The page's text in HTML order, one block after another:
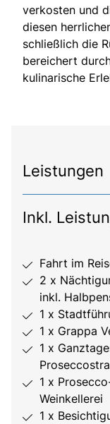
verkosten und
diesen
schließlich die
bereichert
kulinarische
Leistungen
Inkl.
Fahrt im
2 x
inkl.
1 x
1 x Grappa
1 x
1 x
Weinkellerei
1 x